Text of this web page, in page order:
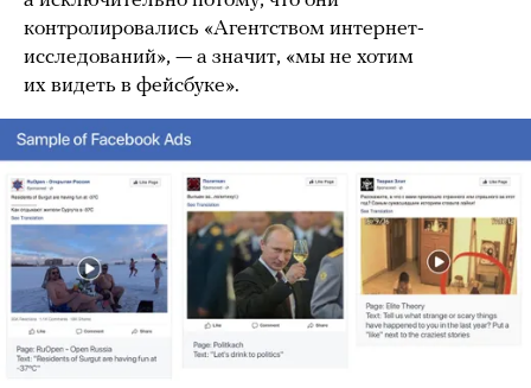
контролировались «Агентством интернет-
исследований», — а значит, «мы не хотим
их видеть в фейсбуке».